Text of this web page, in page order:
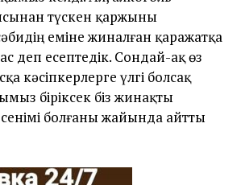
түскен қаржыны
еміне жиналған қаражатқа
деп есептедік. Сондай-ақ өз
кәсіпкерлерге үлгі болсақ
біріксек біз жинақты
болғаны жайында айтты